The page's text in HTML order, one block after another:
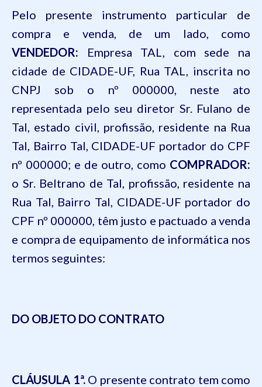
Pelo presente instrumento particular de
compra e venda, de um lado, como
VENDEDOR:
Empresa TAL, com sede na
cidade de CIDADE-UF, Rua TAL, inscrita no
CNPJ sob o nº 000000, neste ato
representada pelo seu diretor Sr. Fulano de
Tal, estado civil, profissão, residente na Rua
Tal, Bairro Tal, CIDADE-UF portador do CPF
nº 000000; e de outro, como COMPRADOR:
o Sr. Beltrano de Tal, profissão, residente na
Rua Tal, Bairro Tal, CIDADE-UF portador do
CPF nº 000000, têm justo e pactuado a venda
e compra de equipamento de informática nos
termos seguintes:
DO OBJETO DO CONTRATO
CLÁUSULA 1ª.O presente contrato tem como